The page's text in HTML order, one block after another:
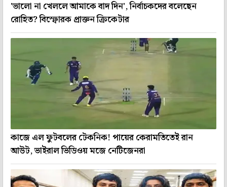
'ভালো না খেললে আমাকে বাদ দিন', নির্বাচকদের বলেছেন
রোহিত? বিস্ফোরক প্রাক্তন ক্রিকেটার
কাজে এল ফুটবলের টেকনিক! পায়ের কেরামতিতেই রান
আউট, ভাইরাল ভিডিওয় মজে নেটিজেনরা